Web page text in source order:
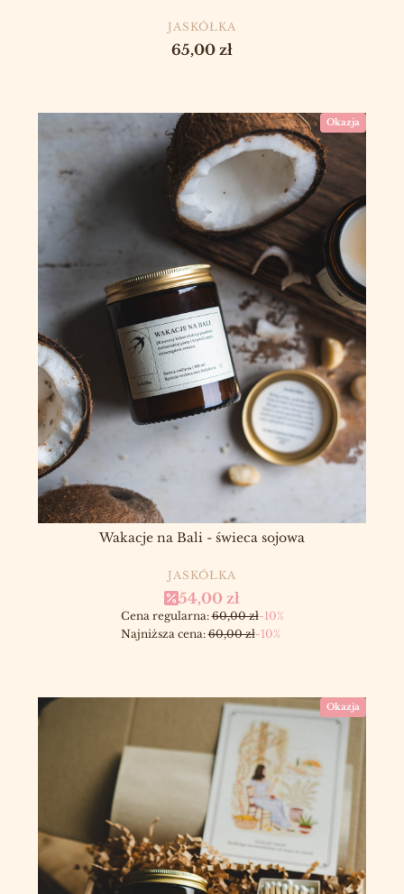
PRODUCENT
JASKÓŁKA
Cena
65,00 zł
Okazja
Wakacje na Bali - świeca sojowa
PRODUCENT
JASKÓŁKA
Cena promocyjna
54,00 zł
Cena regularna: 60,00 zł-10%
Najniższa cena: 60,00 zł-10%
Okazja